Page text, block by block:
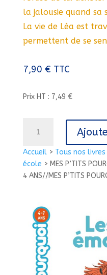
Accueil> Tous nos livres
école > MES P’TITS
4 ANS//MES P’TITS
la jalousie quand sa
La vie de Léa est
permettent de se
7,90 € TTC
Prix HT : 7,49 €
MES
P'TITS
POURQUOI
EMOTIONS
DES
ANS//MES
P'TITS